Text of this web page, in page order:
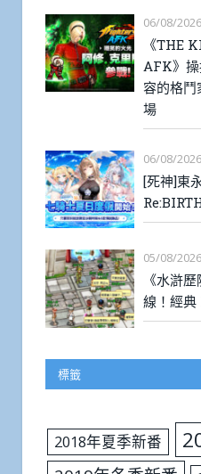
06/08/2026
《THE
AFK》操
容的格鬥
場
06/08/2026
[死神]東
05/08/2026
《水滸
線！經典
標籤
2018年夏季新番